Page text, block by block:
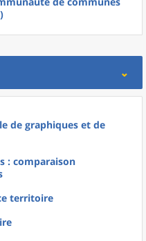
de graphiques et de
: comparaison
territoire